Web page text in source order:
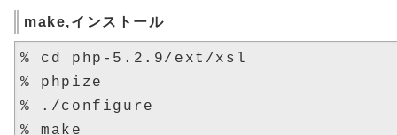
make,インストール
% cd php-5.2.9/ext/xsl
% phpize
% ./configure
% make